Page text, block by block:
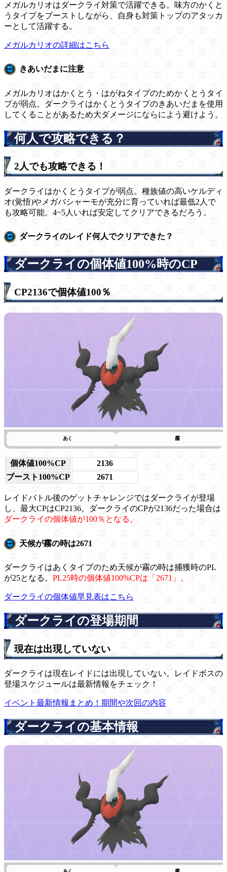
メガルカリオはダークライ対策で活躍できる。味方のかくと
うタイプをブーストしながら、自身も対策トップのアタッカ
ーとして活躍する。
メガルカリオの詳細はこちら
きあいだまに注意
メガルカリオはかくとう・はがねタイプのためかくとうタイ
プが弱点。ダークライはかくとうタイプのきあいだまを使用
してくることがあるため大ダメージにならによう避けよう。
何人で攻略できる？
2人でも攻略できる！
ダークライはかくとうタイプが弱点。種族値の高いケルディ
オ(覚悟)やメガバシャーモが充分に育っていれば最低2人で
も攻略可能。4~5人いれば安定してクリアできるだろう。
ダークライのレイド何人でクリアできた？
ダークライの個体値100%時のCP
CP2136で個体値100％
あく 霧
個体値100%CP
2136
ブースト100%CP
2671
レイドバトル後のゲットチャレンジではダークライが登場
し、最大CPはCP2136。ダークライのCPが2136だった場合は
ダークライの個体値が100％となる。
天候が霧の時は2671
ダークライはあくタイプのため天候が霧の時は捕獲時のPL
が25となる。 PL25時の個体値100%CPは「2671」。
ダークライの個体値早見表はこちら
ダークライの登場期間
現在は出現していない
ダークライは現在レイドには出現していない。レイドボスの
登場スケジュールは最新情報をチェック！
イベント最新情報まとめ！期間や次回の内容
ダークライの基本情報